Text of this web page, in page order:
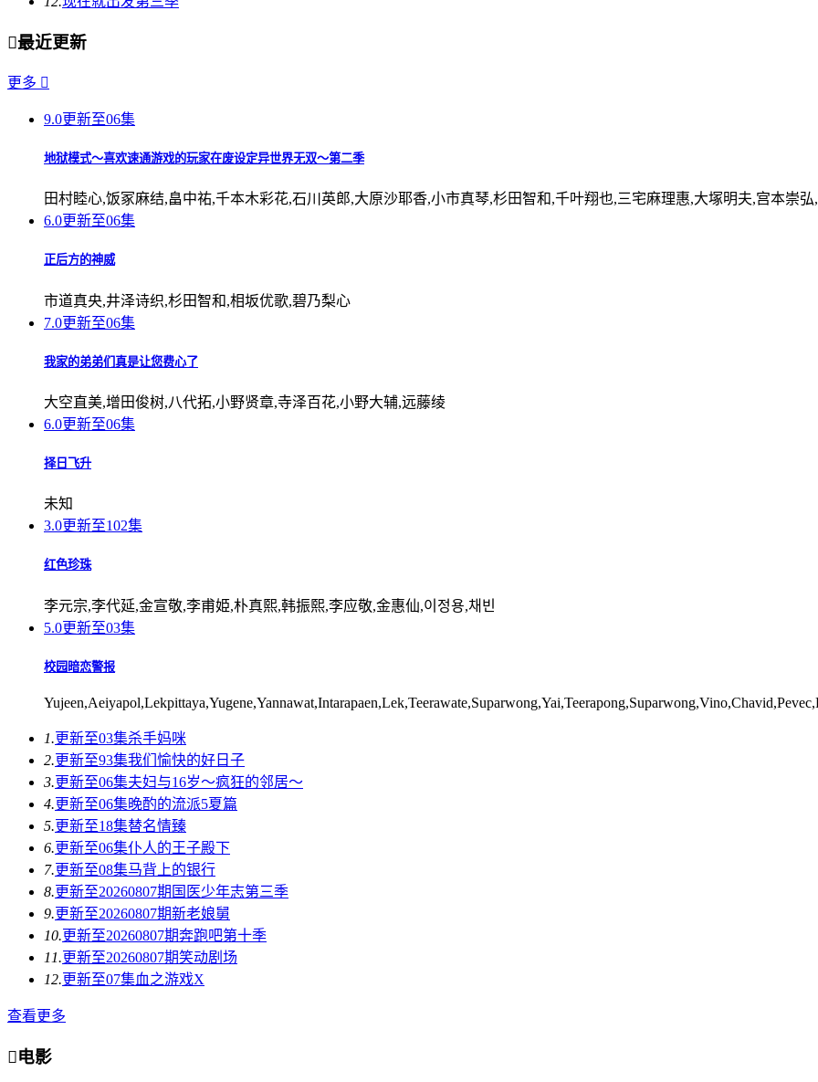
最近更新
更多 
9.0更新至06集
地狱模式～喜欢速通游戏的玩家在废设定异世界无双～第二季
田村睦心,饭冢麻结,畠中祐,千本木彩花,石川英郎,大原沙耶香,小市真琴,杉田智和,千叶翔也,三宅麻理惠,大塚明夫,宫本崇弘
6.0更新至06集
正后方的神威
市道真央,井泽诗织,杉田智和,相坂优歌,碧乃梨心
7.0更新至06集
我家的弟弟们真是让您费心了
大空直美,增田俊树,八代拓,小野贤章,寺泽百花,小野大辅,远藤绫
6.0更新至06集
择日飞升
未知
3.0更新至102集
红色珍珠
李元宗,李代延,金宣敬,李甫姫,朴真熙,韩振熙,李应敬,金惠仙,이정용,채빈
5.0更新至03集
校园暗恋警报
1.更新至03集杀手妈咪
2.更新至93集我们愉快的好日子
3.更新至06集夫妇与16岁～疯狂的邻居～
4.更新至06集晚酌的流派5夏篇
5.更新至18集替名情臻
6.更新至06集仆人的王子殿下
7.更新至08集马背上的银行
8.更新至20260807期 国医少年志第三季
9.更新至20260807期新老娘舅
10.更新至20260807期奔跑吧第十季
11.更新至20260807期笑动剧场
12.更新至07集血之游戏X
查看更多
电影